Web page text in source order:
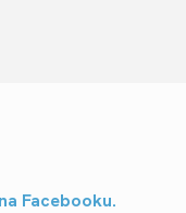
Facebooku.